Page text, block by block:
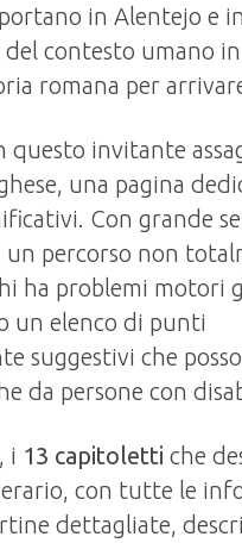
in Alentejo e
del contesto umano
romana per
questo invitante
una pagina
Con grande
percorso non
ha problemi motori
un elenco di punti
suggestivi che
da persone con
i 13 capitoletti che
con tutte le
dettagliate,